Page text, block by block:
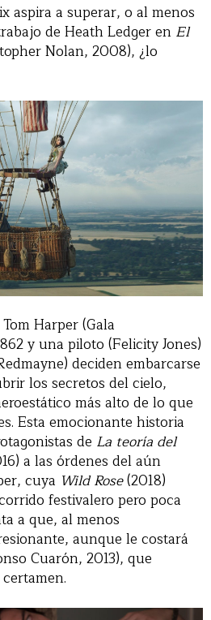
aspira a superar, o al menos
de Heath Ledger en El
Nolan, 2008), ¿lo
Harper (Gala
y una piloto (Felicity Jones)
deciden embarcarse
los secretos del cielo,
más alto de lo que
Esta emocionante historia
de La teoría del
a las órdenes del aún
cuya Wild Rose(2018)
festivalero pero poca
a que, al menos
aunque le costará
Cuarón, 2013), que